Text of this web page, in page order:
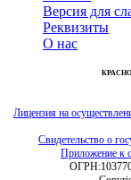
Версия для
Реквизиты
О нас
Лицензия на
Свидетельство о
Приложение к